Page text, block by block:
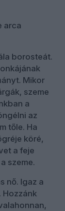
arca
borosteát.
Mikor
szeme
a
az
tőle. Ha
köré,
a feje
szeme.
nő. Igaz a
Hozzánk